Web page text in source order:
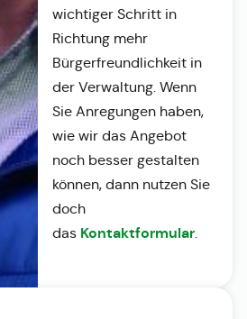
wichtiger Schritt in
Richtung mehr
Bürgerfreundlichkeit in
der Verwaltung. Wenn
Sie Anregungen haben,
wie wir das Angebot
noch besser gestalten
können, dann nutzen Sie
doch
das Kontaktformular.